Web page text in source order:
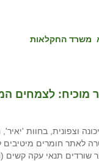
משרד החקלאות
לצמחים
וצפונית, בחוות
לאתר חומרים מיטיבים
שורדים תנאי עקה קשים